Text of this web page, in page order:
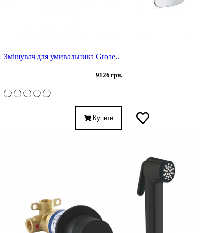
Змішувач для умивальника Grohe..
9126 грн.
Купити